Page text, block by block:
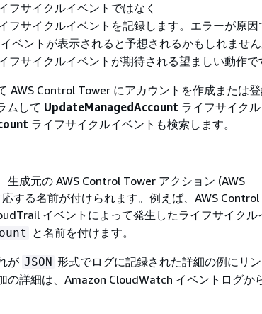
フサイクルイベントではなく
フサイクルイベントを記録します。エラーが原因
イベントが表示されると予想されるかもしれません
フサイクルイベントが期待される望ましい動作で
AWS Control Tower にアカウントを作成または
ムして UpdateManagedAccount ライフサイク
ライフサイクルイベントも検索します。
成元の AWS Control Tower アクション (AWS
する名前が付けられます。例えば、AWS
イベントによって発生したライフサイクル
と名前を付けます。
が JSON 形式でログに記録された詳細の例にリ
の詳細は、Amazon CloudWatch イベントログか